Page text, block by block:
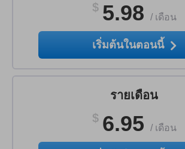
$ 5.98 / เดือน
เริ่มต้นในตอนนี้
รายเดือน
$ 6.95 / เดือน